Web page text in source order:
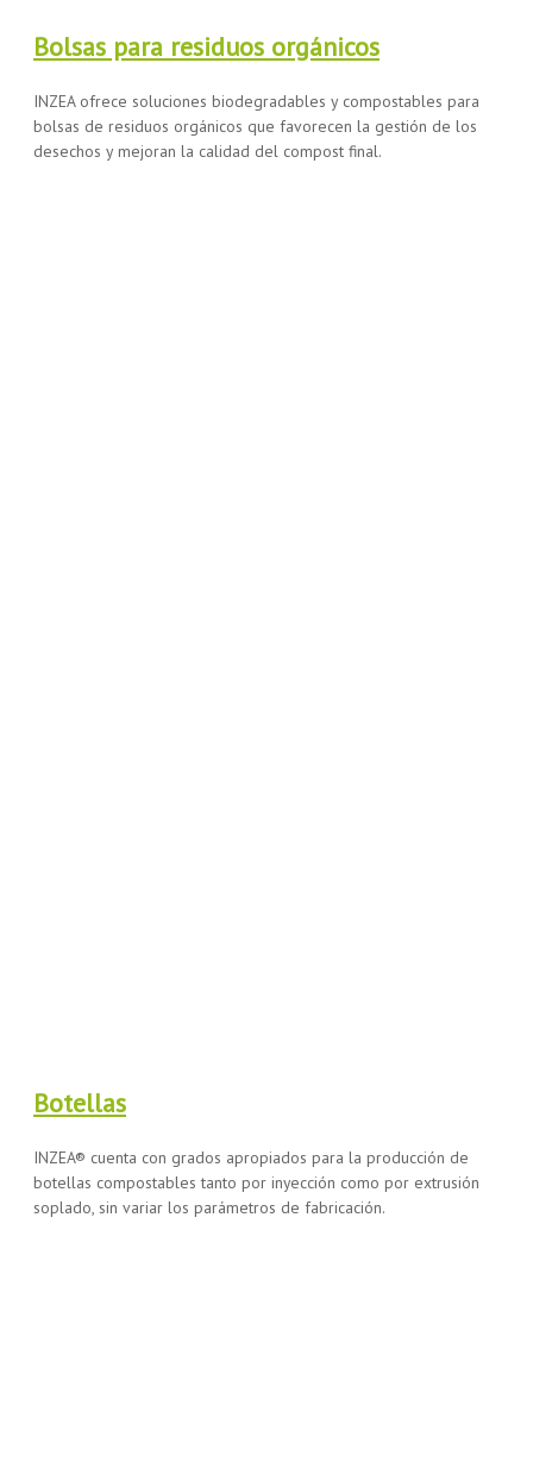
Bolsas para residuos orgánicos
INZEA ofrece soluciones biodegradables y compostables para
bolsas de residuos orgánicos que favorecen la gestión de los
desechos y mejoran la calidad del compost final.
Botellas
INZEA® cuenta con grados apropiados para la producción de
botellas compostables tanto por inyección como por extrusión
soplado, sin variar los parámetros de fabricación.